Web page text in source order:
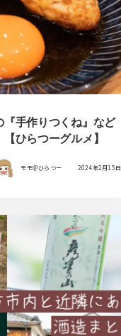
『手作りつくね』など
ひらつーグルメ】
モモ＠ひらつー 2024年2月15日